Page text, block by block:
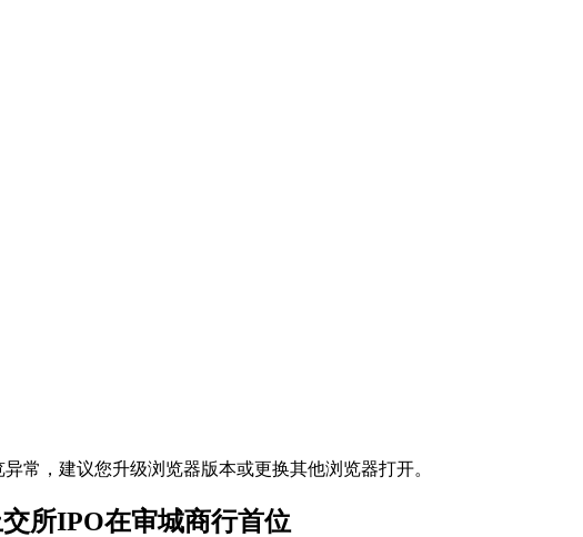
常，建议您升级浏览器版本或更换其他浏览器打开。
所IPO在审城商行首位